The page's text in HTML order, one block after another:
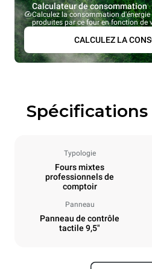
Calculateur de consommation
Calculez la consommation d'énergie
produites par ce four en fonction de
CALCULEZ LA
Typologie
Fours mixtes
professionnels de
comptoir
Panneau
Panneau de contrôle
tactile 9,5"